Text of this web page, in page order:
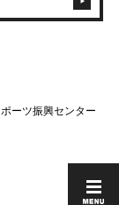
ーツ振興センター